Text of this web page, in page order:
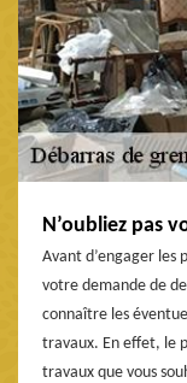
N’oubliez pas
Avant d’engager les
votre demande de
connaître les
travaux. En effet, le
travaux que vous